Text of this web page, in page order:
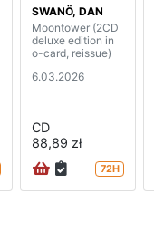
SWANÖ, DAN
Moontower (2CD
deluxe edition in
o-card, reissue)
6.03.2026
CD
88,89 zł
72H